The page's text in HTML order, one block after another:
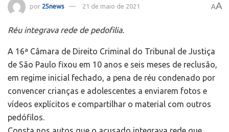
por 25news 21 de maio de 2021 AA
Réu integrava rede de pedofilia.
A 16ª Câmara de Direito Criminal do Tribunal de Justiça
de São Paulo fixou em 10 anos e seis meses de reclusão,
em regime inicial fechado, a pena de réu condenado por
convencer crianças e adolescentes a enviarem fotos e
vídeos explícitos e compartilhar o material com outros
pedófilos.